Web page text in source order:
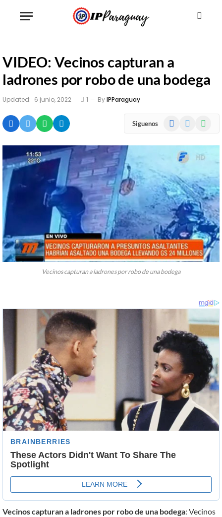
VIDEO: Vecinos capturan a
ladrones por robo de una bodega
Updated: 6 junio, 2022 1 ByIPParaguay
Siguenos Facebook
Vecinos capturan a ladrones por robo de una bodega
Vecinos capturan a ladrones por robo de una bodega: Vecinos